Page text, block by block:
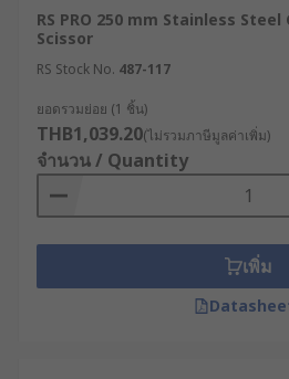
กรรไกรที่ออกแบบมาเพื่อใช้ตั
นวาส, ยาง, พรม และวัสดุแผ่น
เฉพาะ ใบมีดมีความแข็งแรง
สามารถวางราบไปกับพื้นผิวใ
ควบคุมแนวตัดได้แม่นยำและ
ยิ่งขึ้น นอกจากนี้ ยังติดตั้งน็อ
สามารถปรับความตึง เพื่อรัก
ใบมีดให้เหมาะสมกับความห
ออกแบบมาเพื่อการตัดในงา
(Miniature Work) ที่ต้องการ
RS PRO 250 mm Stainless
Scissor
RS Stock No. 487-117
ยอดรวมย่อย (1 ชิ้น)
THB1,039.20(ไม่รวมภาษีมูลค่าเพิ่ม)
จำนวน / Quantity
เพิ่ม